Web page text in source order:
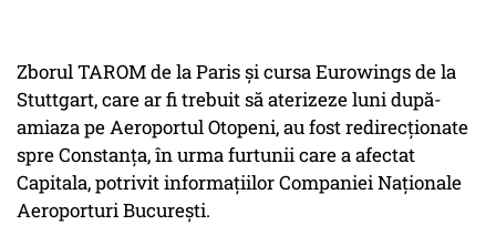
Zborul TAROM de la Paris şi cursa Eurowings de la
Stuttgart, care ar fi trebuit să aterizeze luni după-
amiaza pe Aeroportul Otopeni, au fost redirecţionate
spre Constanţa, în urma furtunii care a afectat
Capitala, potrivit informaţiilor Companiei Naţionale
Aeroporturi Bucureşti.